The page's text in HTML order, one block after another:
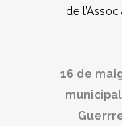
de
16 de